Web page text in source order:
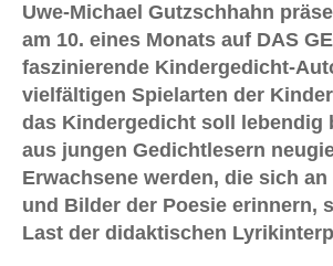
Uwe-Michael Gutzschhahn
am 10. eines Monats auf DAS
faszinierende Kindergedicht-
vielfältigen Spielarten der
das Kindergedicht soll lebendig
aus jungen Gedichtlesern
Erwachsene werden, die sich
und Bilder der Poesie erinnern,
Last der didaktischen